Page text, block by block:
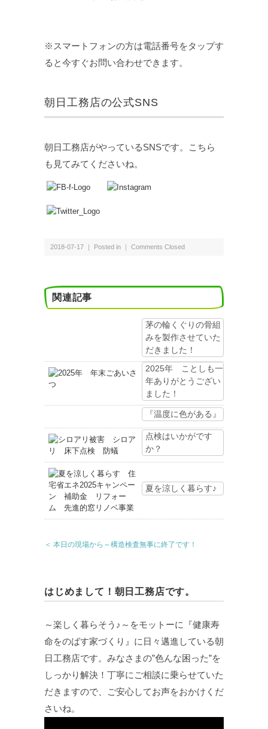
※スマートフォンの方は電話番号をタップす
ると今すぐお問い合わせできます。
朝日工務店の公式SNS
朝日工務店がやっているSNSです。こちら
も見てみてくださいね。
2018-07-17 ｜ Posted in ｜ Comments Closed
関連記事
茅の輪くぐりの骨組
みを製作させていた
だきました！
2025年 ことしも一
年ありがとうござい
ました！
『温度に色がある』
点検はいかがです
か？
夏を涼しく暮らす♪
＜ 本日の現場から～構造検査無事に終了です！
はじめまして！朝日工務店です。
～楽しく暮らそう♪～をモットーに『健康寿
命をのばす家づくり』に日々邁進している朝
日工務店です。みなさまの”色んな困った”を
しっかり解決！丁寧にご相談に乗らせていた
だきますので、ご安心してお声をおかけくだ
さいね。